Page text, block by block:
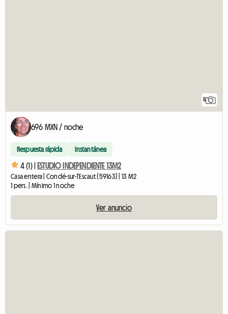
5
696 MXN / noche
Respuesta rápida Instantánea
4 (1) | ESTUDIO INDEPENDIENTE 13M2
Casa entera | Condé-sur-l'Escaut (59163) | 13 M2
1 pers. | Mínimo 1 noche
Ver anuncio